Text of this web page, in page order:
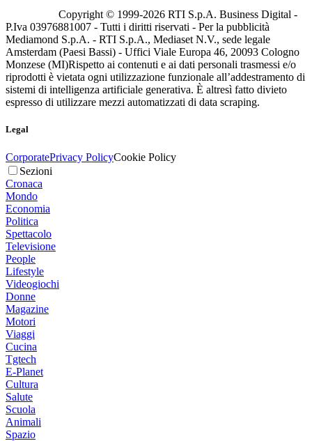
Copyright © 1999-2026 RTI S.p.A. Business Digital -
P.Iva 03976881007 - Tutti i diritti riservati - Per la pubblicità
Mediamond S.p.A. - RTI S.p.A., Mediaset N.V., sede legale
Amsterdam (Paesi Bassi) - Uffici Viale Europa 46, 20093 Cologno
Monzese (MI)Rispetto ai contenuti e ai dati personali trasmessi e/o
riprodotti è vietata ogni utilizzazione funzionale all’addestramento di
sistemi di intelligenza artificiale generativa. È altresì fatto divieto
espresso di utilizzare mezzi automatizzati di data scraping.
Legal
CorporatePrivacy PolicyCookie Policy
Sezioni
Cronaca
Mondo
Economia
Politica
Spettacolo
Televisione
People
Lifestyle
Videogiochi
Donne
Magazine
Motori
Viaggi
Cucina
Tgtech
E-Planet
Cultura
Salute
Scuola
Animali
Spazio